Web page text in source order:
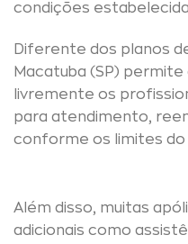
condições
Diferente dos planos
Macatuba (SP)
livremente os
para atendimento,
conforme os limites
Além disso, muitas
adicionais como